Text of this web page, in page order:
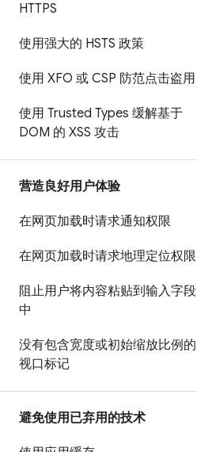
HTTPS
使用强大的 HSTS 政策
使用 XFO 或 CSP 防范点击盗用
使用 Trusted Types 缓解基于
DOM 的 XSS 攻击
营造良好用户体验
在网页加载时请求通知权限
在网页加载时请求地理定位权限
阻止用户将内容粘贴到输入字段
中
没有包含宽度或初始缩放比例的
视口标记
避免使用已弃用的技术